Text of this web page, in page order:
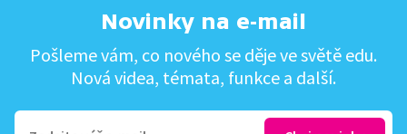
Novinky na e-mail
Pošleme vám, co nového se děje ve světě edu.
Nová videa, témata, funkce a další.